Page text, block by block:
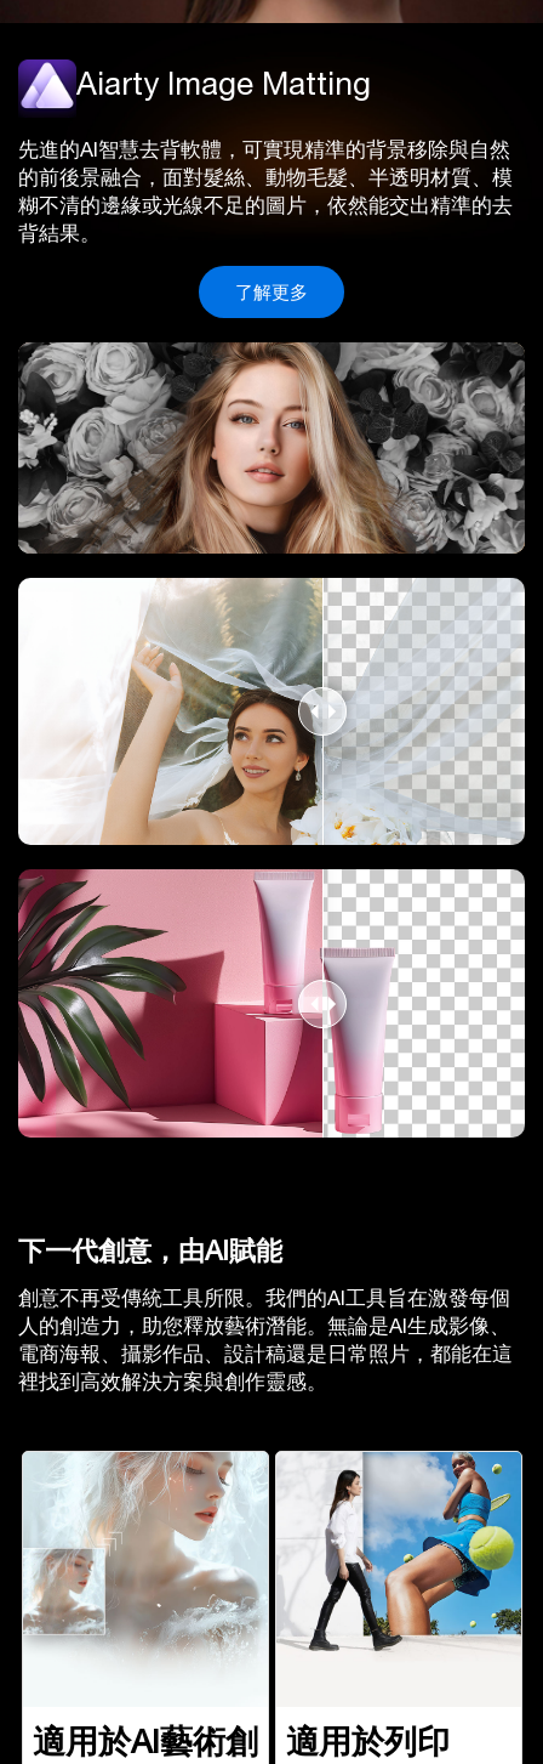
Aiarty Image Matting
先進的AI智慧去背軟體，可實現精準的背景移除與自然
的前後景融合，面對髮絲、動物毛髮、半透明材質、模
糊不清的邊緣或光線不足的圖片，依然能交出精準的去
背結果。
了解更多
下一代創意，由AI賦能
創意不再受傳統工具所限。我們的AI工具旨在激發每個
人的創造力，助您釋放藝術潛能。無論是AI生成影像、
電商海報、攝影作品、設計稿還是日常照片，都能在這
裡找到高效解決方案與創作靈感。
適用於AI藝術創
適用於列印